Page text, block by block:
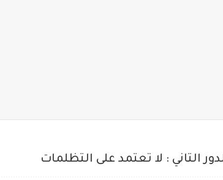
التاني : لا تعتمد على التظلمات